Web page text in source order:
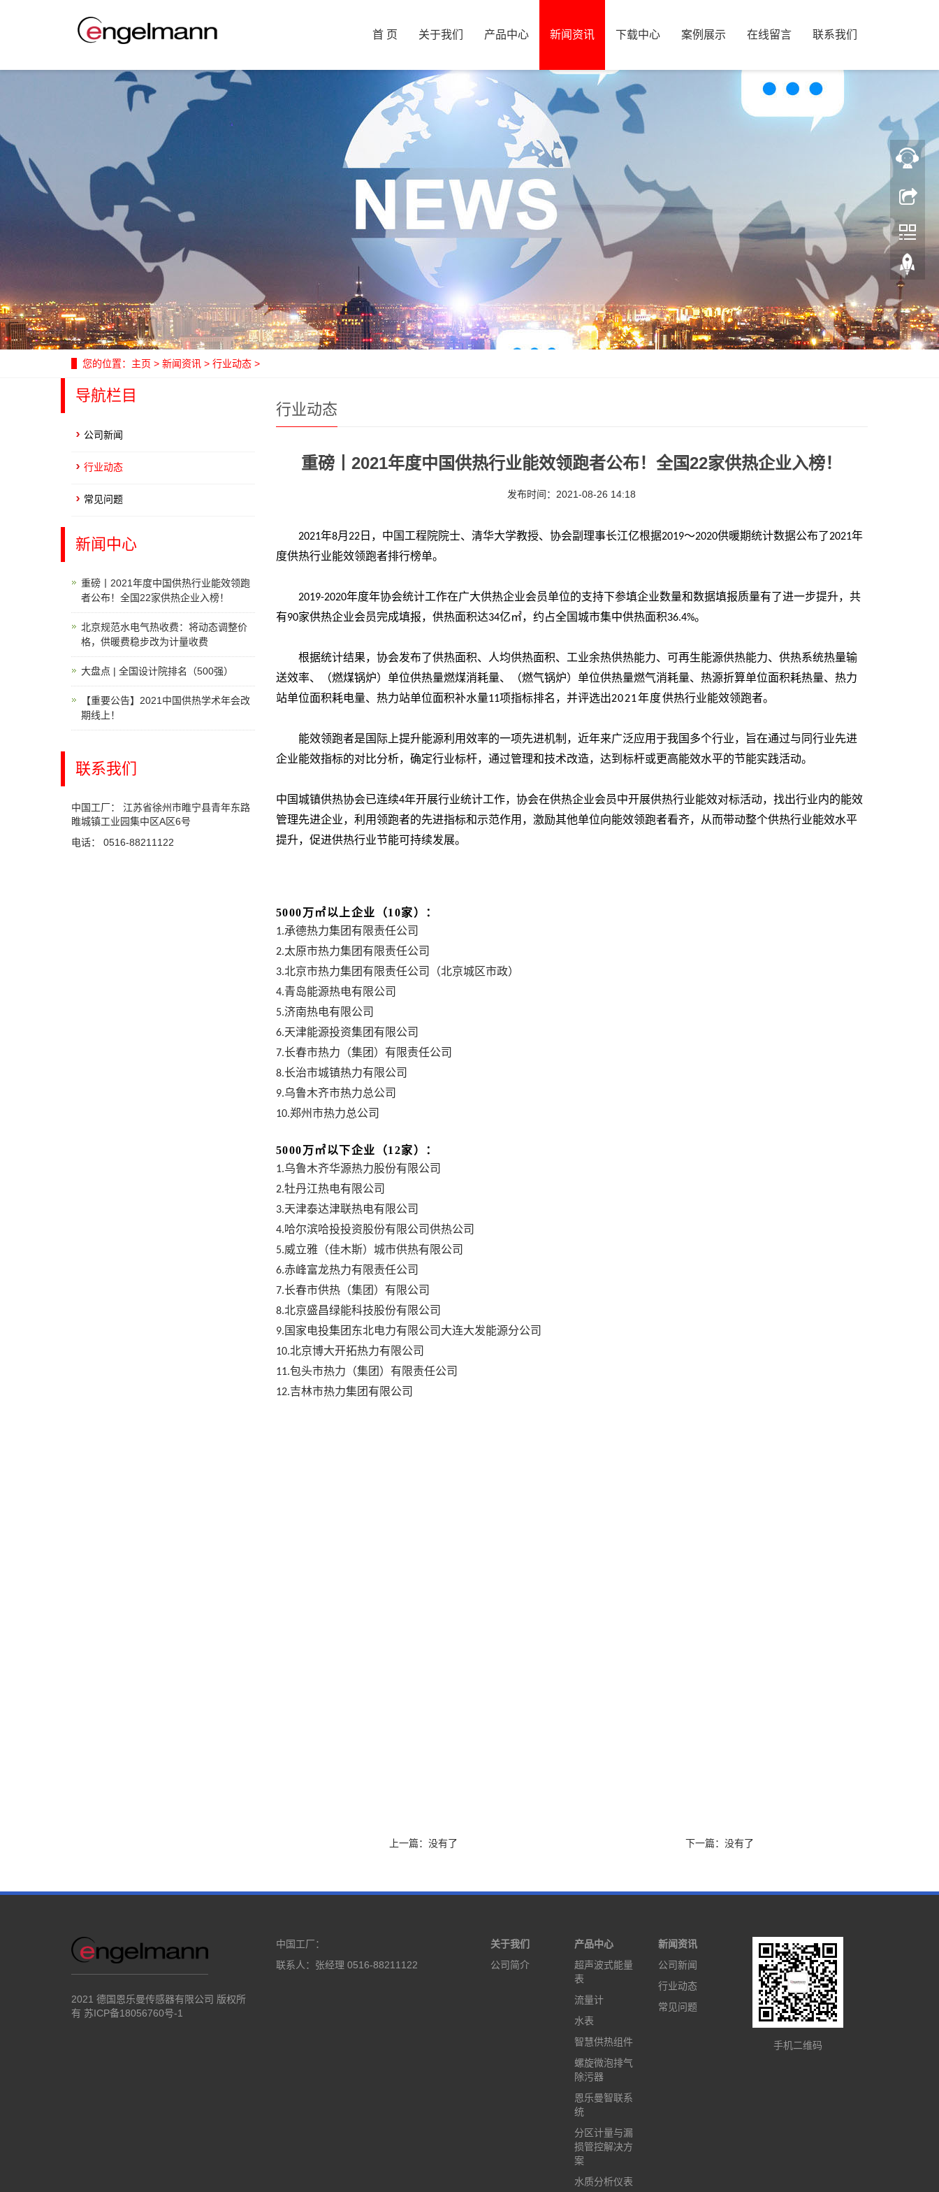
首 页 关于我们 产品中心 新闻资讯 下载中心 案例展示 在线留言 联系我们
您的位置： 主页 > 新闻资讯 > 行业动态 >
行业动态
重磅丨2021年度中国供热行业能效领跑者公布！全国22家供热企业入榜！
发布时间：2021-08-26 14:18
2021年8月 22日，中国工程院院士、清华大学教授、协会副理事长江亿根据2019～2020供暖期统计数据公布了2021年
度供热行业能效领跑者排行榜单。
2019-2020年度年协会统计工作在广大供热企业会员单位的支持下参填企业数量和数据填报质量有了进一步提升，共
有90家供热企业会员完成填报，供热面积达34亿㎡，约占全国城市集中供热面积36.4%。
根据统计结果，协会发布了供热面积、人均供热面积、工业余热供热能力、可再生能源供热能力、供热系统热量输
送效率、（燃煤锅炉）单位供热量燃煤消耗量、（燃气锅炉）单位供热量燃气消耗量、热源折算单位面积耗热量、热力
站单位面积耗电量、热力站单位面积补水量11项指标排名，并评选出2021年度供热行业能效领跑者。
能效领跑者是国际上提升能源利用效率的一项先进机制，近年来广泛应用于我国多个行业，旨在通过与同行业先进
企业能效指标的对比分析，确定行业标杆，通过管理和技术改造，达到标杆或更高能效水平的节能实践活动。
中国城镇供热协会已连续4年开展行业统计工作，协会在供热企业会员中开展供热行业能效对标活动，找出行业内的能效
管理先进企业，利用领跑者的先进指标和示范作用，激励其他单位向能效领跑者看齐，从而带动整个供热行业能效水平
提升，促进供热行业节能可持续发展。
5000万㎡以上企业（10家）：
1.承德热力集团有限责任公司
2.太原市热力集团有限责任公司
3.北京市热力集团有限责任公司（北京城区市政）
4.青岛能源热电有限公司
5.济南热电有限公司
6.天津能源投资集团有限公司
7.长春市热力（集团）有限责任公司
8.长治市城镇热力有限公司
9.乌鲁木齐市热力总公司
10.郑州市热力总公司
5000万㎡以下企业（12家）：
1.乌鲁木齐华源热力股份有限公司
2.牡丹江热电有限公司
3.天津泰达津联热电有限公司
4.哈尔滨哈投投资股份有限公司供热公司
5.威立雅（佳木斯）城市供热有限公司
6.赤峰富龙热力有限责任公司
7.长春市供热（集团）有限公司
8.北京盛昌绿能科技股份有限公司
9. 国家电投集团东北电力有限公司大连大发能源分公司
10.北京博大开拓热力有限公司
11.包头市热力（集团）有限责任公司
12.吉林市热力集团有限公司
上一篇：没有了 下一篇：没有了
导航栏目
公司新闻
行业动态
常见问题
新闻中心
重磅丨2021年度中国供热行业能效领跑
者公布！全国22家供热企业入榜！
北京规范水电气热收费：将动态调整价
格，供暖费稳步改为计量收费
大盘点 | 全国设计院排名（500强）
【重要公告】2021中国供热学术年会改
期线上！
联系我们
中国工厂： 江苏省徐州市睢宁县青年东路
睢城镇工业园集中区A区6号
电话： 0516-88211122
2021 德国恩乐曼传感器有限公司 版权所
有 苏ICP备18056760号-1
中国工厂：
联系人：张经理 0516-88211122
关于我们
公司简介
产品中心
超声波式能量
表
流量计
水表
智慧供热组件
螺旋微泡排气
除污器
恩乐曼智联系
统
分区计量与漏
损管控解决方
案
水质分析仪表
新闻资讯
公司新闻
行业动态
常见问题
手机二维码